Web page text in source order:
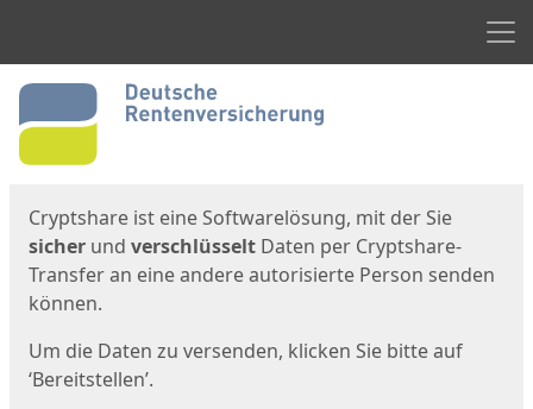
Start
Cryptshare ist eine Softwarelösung, mit der Sie
sicher und verschlüsselt Daten per Cryptshare-
Transfer an eine andere autorisierte Person senden
können.
Um die Daten zu versenden, klicken Sie bitte auf
‘Bereitstellen’.